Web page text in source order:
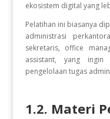
ekosistem digital yang
Pelatihan ini biasanya
administrasi
sekretaris, office
assistant, yang ingin
pengelolaan tugas
1.2. Materi